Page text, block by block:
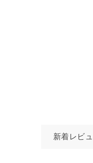
新着レビ